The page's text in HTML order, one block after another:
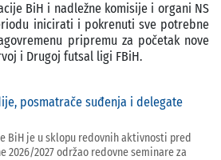
BiH i nadležne komisije i organi NS
inicirati i pokrenuti sve potrebne
pripremu za početak nove
i Drugoj futsal ligi FBiH.
posmatrače suđenja i delegate
BiH je u sklopu redovnih aktivnosti pred
2026/2027 održao redovne seminare za